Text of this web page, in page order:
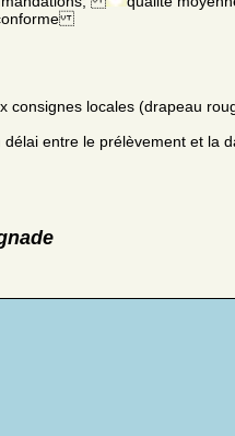
consignes locales (drapeau
entre le prélèvement et la